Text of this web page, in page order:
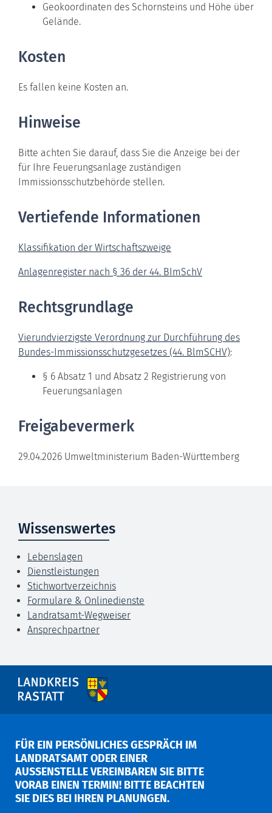
Geokoordinaten des Schornsteins und Höhe über
Gelände.
Kosten
Es fallen keine Kosten an.
Hinweise
Bitte achten Sie darauf, dass Sie die Anzeige bei der
für Ihre Feuerungsanlage zuständigen
Immissionsschutzbehörde stellen.
Vertiefende Informationen
Klassifikation der Wirtschaftszweige
Anlagenregister nach § 36 der 44. BImSchV
Rechtsgrundlage
Vierundvierzigste Verordnung zur Durchführung des
Bundes-Immissionsschutzgesetzes (44. BlmSCHV):
§ 6 Absatz 1 und Absatz 2 Registrierung von
Feuerungsanlagen
Freigabevermerk
29.04.2026 Umweltministerium Baden-Württemberg
Wissenswertes
Lebenslagen
Dienstleistungen
Stichwortverzeichnis
Formulare & Onlinedienste
Landratsamt-Wegweiser
Ansprechpartner
FÜR EIN PERSÖNLICHES GESPRÄCH IM
LANDRATSAMT ODER EINER
AUSSENSTELLE VEREINBAREN SIE BITTE V
ORAB EINEN TERMIN! BITTE BEACHTEN S
IE DIES BEI IHREN PLANUNGEN.